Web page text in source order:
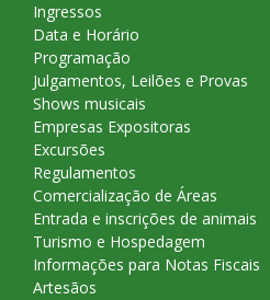
Ingressos
Data e Horário
Programação
Julgamentos, Leilões e Provas
Shows musicais
Empresas Expositoras
Excursões
Regulamentos
Comercialização de Áreas
Entrada e inscrições de animais
Turismo e Hospedagem
Informações para Notas Fiscais
Artesãos